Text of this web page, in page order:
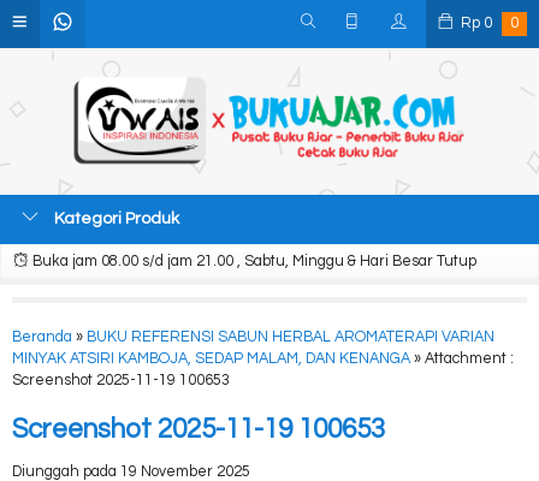
Rp 0 0
Kategori Produk
Buka jam 08.00 s/d jam 21.00 , Sabtu, Minggu & Hari Besar Tutup
Beranda » BUKU REFERENSI SABUN HERBAL AROMATERAPI VARIAN
MINYAK ATSIRI KAMBOJA, SEDAP MALAM, DAN KENANGA» Attachment :
Screenshot 2025-11-19 100653
Screenshot 2025-11-19 100653
Diunggah pada 19 November 2025